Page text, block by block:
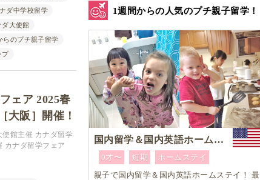
ダ中学校留学
ダ大使館
らのプチ親子留学
プ
ェア 2025春
大阪］開催！
館主催 カナダ留学
カナダ留学フェア
1週間からの人気のプチ親子留学！
国内留学＆国内英語ホームステイ
0才〜 短期
ホームステイ
親子で国内留学＆国内英語ホームステイ！ 最